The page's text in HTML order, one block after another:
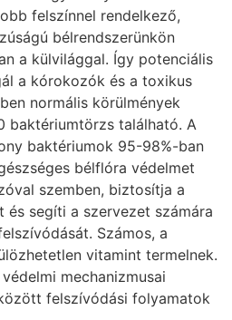
felszínnel rendelkező,
bélrendszerünkön
a külvilággal. Így potenciális
a kórokozók és a toxikus
normális körülmények
található. A
baktériumok 95-98%-ban
bélflóra védelmet
szemben, biztosítja a
és segíti a szervezet számára
Számos, a
vitamint termelnek.
mechanizmusai
felszívódási folyamatok